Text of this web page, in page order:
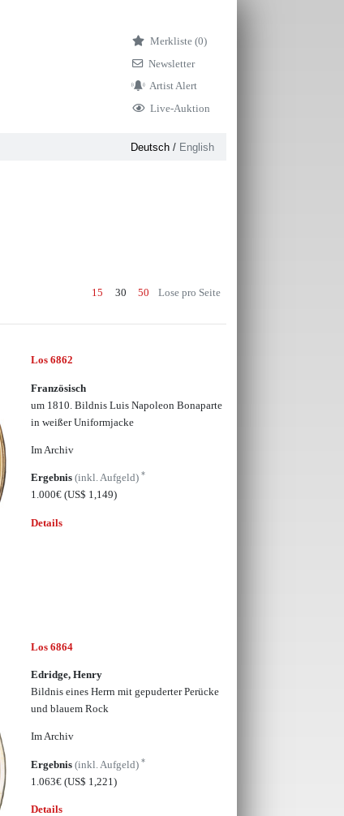
Merkliste (0)
Newsletter
Artist Alert
Live-Auktion
Deutsch/ English
15 30 50 Lose pro Seite
Los 6862
Französisch
um 1810. Bildnis Luis Napoleon Bonaparte
in weißer Uniformjacke
Im Archiv
Ergebnis (inkl. Aufgeld) *
1.000€ (US$ 1,149)
Details
Los 6864
Edridge, Henry
Bildnis eines Herrn mit gepuderter Perücke
und blauem Rock
Im Archiv
Ergebnis (inkl. Aufgeld) *
1.063€ (US$ 1,221)
Details